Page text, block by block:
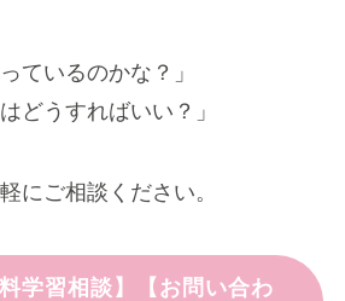
ているのかな？」
どうすればいい？」
にご相談ください。
学習相談】【お問い合わ